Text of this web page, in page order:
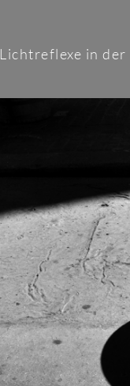
Lichtreflexe in der